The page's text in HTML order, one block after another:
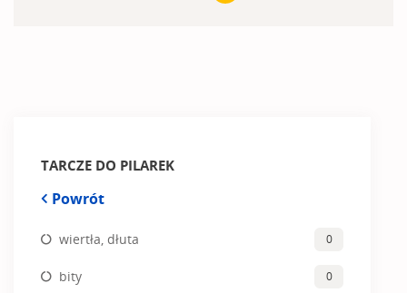
TARCZE DO PILAREK
Powrót
wiertła, dłuta 0
bity 0